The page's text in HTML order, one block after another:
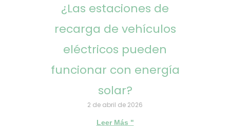
¿Las estaciones de
recarga de vehículos
eléctricos pueden
funcionar con energía
solar?
2 de abril de 2026
Leer Más "